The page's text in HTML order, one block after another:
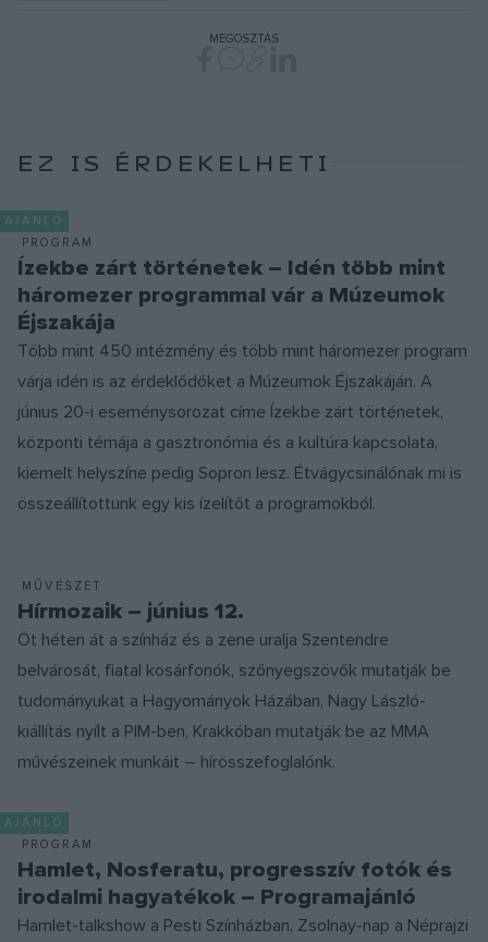
MEGOSZTÁS
EZ IS ÉRDEKELHETI
AJÁNLÓ
PROGRAM
Ízekbe zárt történetek – Idén több mint
háromezer programmal vár a Múzeumok
Éjszakája
Több mint 450 intézmény és több mint háromezer program
várja idén is az érdeklődőket a Múzeumok Éjszakáján. A
június 20-i eseménysorozat címe Ízekbe zárt történetek,
központi témája a gasztronómia és a kultúra kapcsolata,
kiemelt helyszíne pedig Sopron lesz. Étvágycsinálónak mi is
összeállítottunk egy kis ízelítőt a programokból.
MŰVÉSZET
Hírmozaik – június 12.
Öt héten át a színház és a zene uralja Szentendre
belvárosát, fiatal kosárfonók, szőnyegszövők mutatják be
tudományukat a Hagyományok Házában, Nagy László-
kiállítás nyílt a PIM-ben, Krakkóban mutatják be az MMA
művészeinek munkáit – hírösszefoglalónk.
AJÁNLÓ
PROGRAM
Hamlet, Nosferatu, progresszív fotók és
irodalmi hagyatékok – Programajánló
Hamlet-talkshow a Pesti Színházban, Zsolnay-nap a Néprajzi